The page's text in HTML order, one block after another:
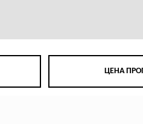
ЦЕНА